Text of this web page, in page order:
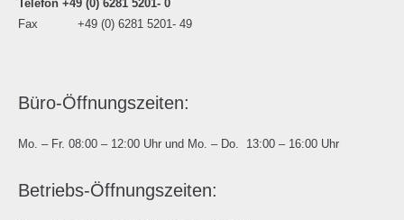
Telefon +49 (0) 6281 5201- 0
Fax +49 (0) 6281 5201- 49
Büro-Öffnungszeiten:
Mo. – Fr. 08:00 – 12:00 Uhr und Mo. – Do. 13:00 – 16:00 Uhr
Betriebs-Öffnungszeiten: